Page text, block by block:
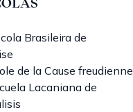
Brasileira de
de la Cause freudienne
Lacaniana de